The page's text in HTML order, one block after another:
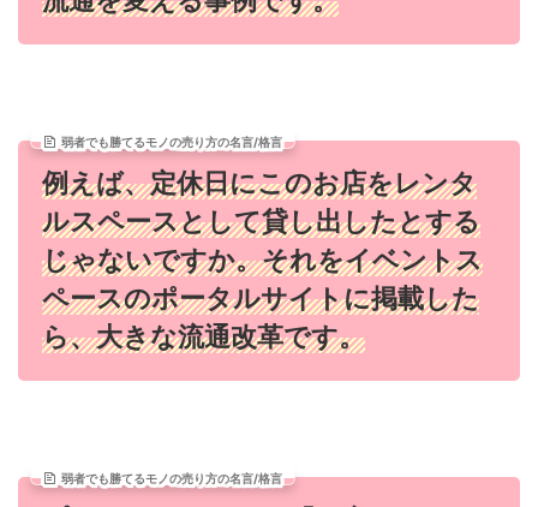
弱者でも勝てるモノの売り方の名言/格言
例えば、定休日にこのお店をレンタ
ルスペースとして貸し出したとする
じゃないですか。それをイベントス
ペースのポータルサイトに掲載した
ら、大きな流通改革です。
弱者でも勝てるモノの売り方の名言/格言